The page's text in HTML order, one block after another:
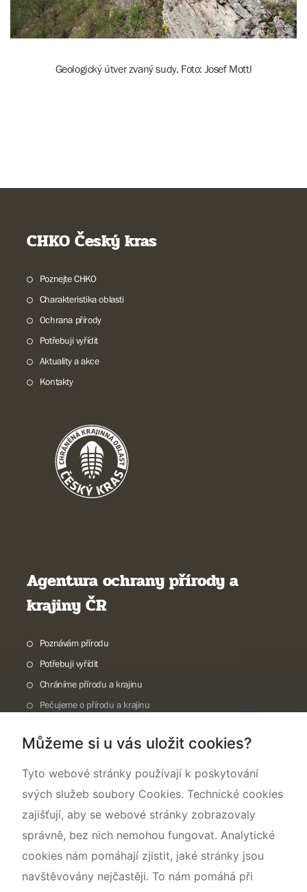
Geologický útver zvaný sudy. Foto: Josef Mottl
CHKO Český kras
Poznejte CHKO
Charakteristika oblasti
Ochrana přírody
Potřebuji vyřídit
Aktuality a akce
Kontakty
Agentura ochrany přírody a
krajiny ČR
Poznávám přírodu
Potřebuji vyřídit
Chráníme přírodu a krajinu
Pečujeme o přírodu a krajinu
O nás
Můžeme si u vás uložit cookies?
Tyto webové stránky používají k poskytování
svých služeb soubory Cookies. Technické cookies
zajišťují, aby se webové stránky zobrazovaly
správně, bez nich nemohou fungovat. Analytické
cookies nám pomáhají zjistit, jaké stránky jsou
navštěvovány nejčastěji. To nám pomáhá při